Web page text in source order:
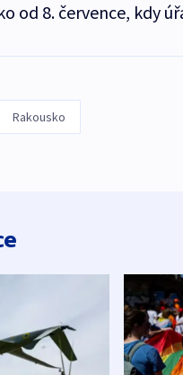
od 8. července, kdy
Rakousko